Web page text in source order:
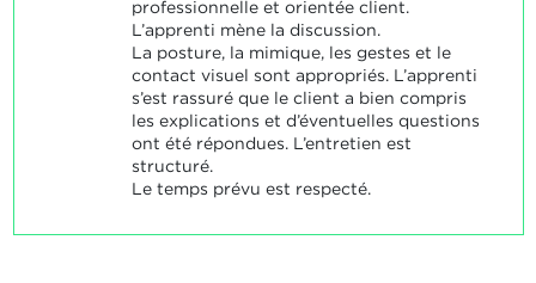
professionnelle et orientée client.
L’apprenti mène la discussion.
La posture, la mimique, les gestes et le
contact visuel sont appropriés. L’apprenti
s’est rassuré que le client a bien compris
les explications et d’éventuelles questions
ont été répondues. L’entretien est
structuré.
Le temps prévu est respecté.